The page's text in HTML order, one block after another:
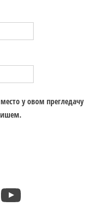
у овом прегледачу
YouTube